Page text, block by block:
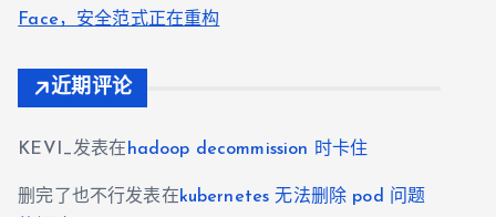
Face，安全范式正在重构
近期评论
KEVI_发表在 hadoop decommission 时卡住
删完了也不行发表在kubernetes 无法删除 pod 问题